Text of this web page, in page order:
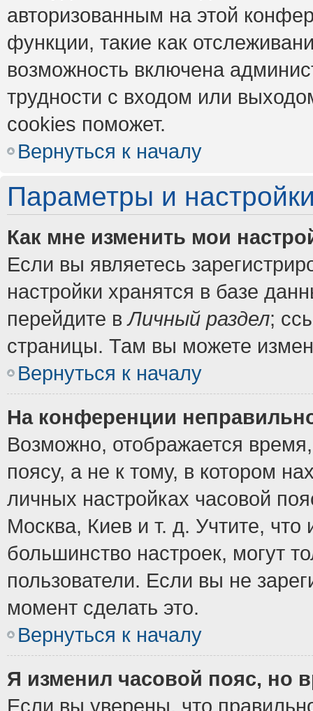
авторизованным на этой
функции, такие как
возможность включена
трудности с входом или
cookies поможет.
Вернуться к началу
Параметры и
Как мне изменить мои
Если вы являетесь
настройки хранятся в базе
перейдите вЛичный раздел;
страницы. Там вы можете
Вернуться к началу
На конференции
Возможно, отображается
поясу, а не к тому, в котором
личных настройках часовой
Москва, Киев и т. д. Учтите, что
большинство настроек, могут
пользователи. Если вы не
момент сделать это.
Вернуться к началу
Я изменил часовой пояс, но
Если вы уверены, что